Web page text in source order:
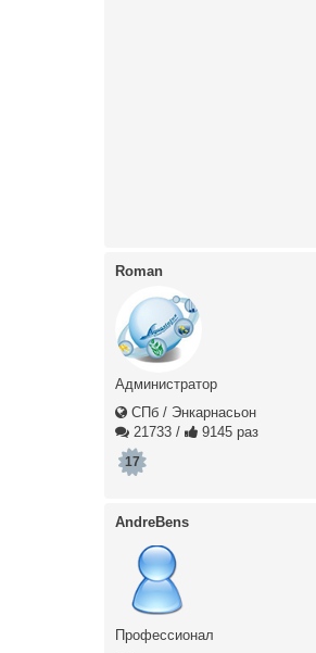
Roman
Администратор
СПб / Энкарнасьон
21733 / 9145 раз
17
AndreBens
Профессионал